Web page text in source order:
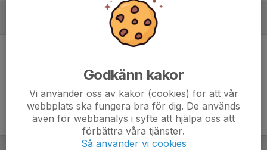
Godkänn kakor
Vi använder oss av kakor (cookies) för att vår
webbplats ska fungera bra för dig. De används
även för webbanalys i syfte att hjälpa oss att
förbättra våra tjänster.
Så använder vi cookies